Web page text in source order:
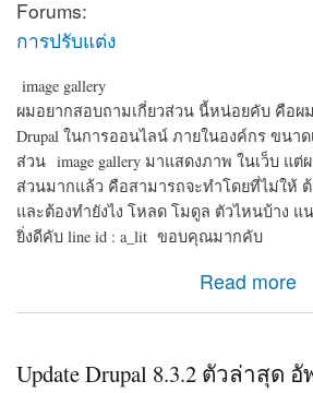
Forums:
การปรับแต่ง
image gallery
ผมอยากสอบถามเกี่ยวส่วน นี้หน่อยคับ คือผ
Drupal ในการออนไลน์ ภายในองค์กร ขนา
ส่วน image gallery มาแสดงภาพ ในเว็บ แต่
ส่วนมากแล้ว คือสามารถจะทำโดยที่ไม่ให้
และต้องทำยังไง โหลด โมดูล ตัวไหนบ้าง
ยิ่งดีคับ line id : a_lit ขอบคุณมากคับ
Read more
Update Drupal 8.3.2 ตัวล่าสุด